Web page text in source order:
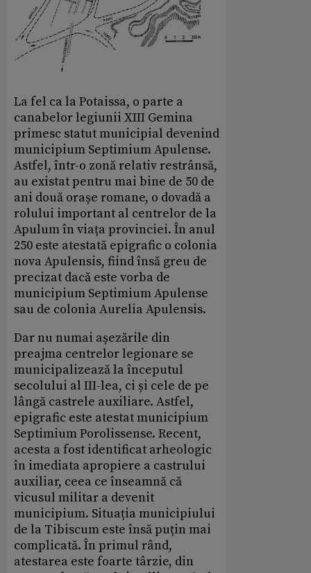
La fel ca la Potaissa, o parte a
canabelor legiunii XIII Gemina
primesc statut municipial devenind
municipium Septimium Apulense.
Astfel, într-o zonă relativ restrânsă,
au existat pentru mai bine de 50 de
ani două orașe romane, o dovadă a
rolului important al centrelor de la
Apulum în viața provinciei. În anul
250 este atestată epigrafic o colonia
nova Apulensis, fiind însă greu de
precizat dacă este vorba de
municipium Septimium Apulense
sau de colonia Aurelia Apulensis.
Dar nu numai așezările din
preajma centrelor legionare se
municipalizează la începutul
secolului al III-lea, ci și cele de pe
lângă castrele auxiliare. Astfel,
epigrafic este atestat municipium
Septimium Porolissense. Recent,
acesta a fost identificat arheologic
în imediata apropiere a castrului
auxiliar, ceea ce înseamnă că
vicusul militar a devenit
municipium. Situația municipiului
de la Tibiscum este însă puțin mai
complicată. În primul rând,
atestarea este foarte târzie, din